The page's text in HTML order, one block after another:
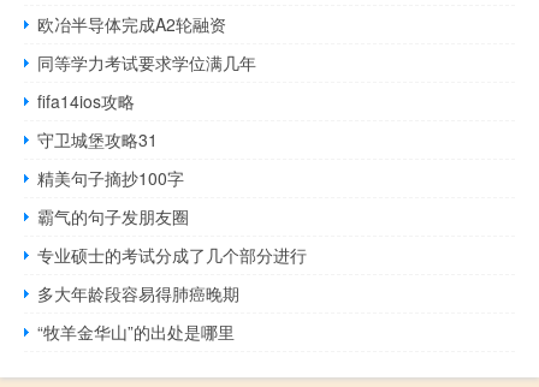
欧冶半导体完成A2轮融资
同等学力考试要求学位满几年
fifa14ios攻略
守卫城堡攻略31
精美句子摘抄100字
霸气的句子发朋友圈
专业硕士的考试分成了几个部分进行
多大年龄段容易得肺癌晚期
“牧羊金华山”的出处是哪里